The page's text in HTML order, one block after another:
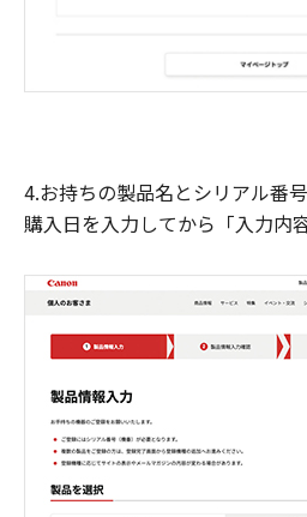
4.お持ちの製品名とシリアル番号
購入日を入力してから「入力内